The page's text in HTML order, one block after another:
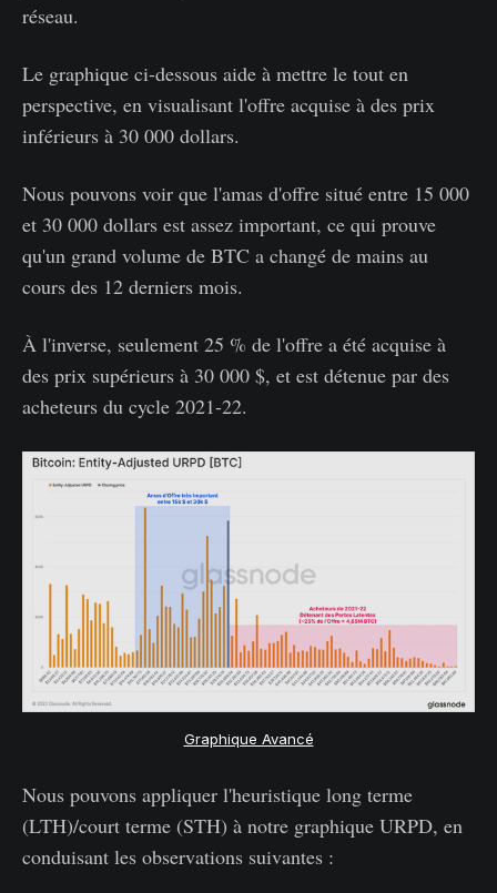
réseau.
Le graphique ci-dessous aide à mettre le tout en
perspective, en visualisant l'offre acquise à des prix
inférieurs à 30 000 dollars.
Nous pouvons voir que l'amas d'offre situé entre 15 000
et 30 000 dollars est assez important, ce qui prouve
qu'un grand volume de BTC a changé de mains au
cours des 12 derniers mois.
À l'inverse, seulement 25 % de l'offre a été acquise à
des prix supérieurs à 30 000 $, et est détenue par des
acheteurs du cycle 2021-22.
Graphique Avancé
Nous pouvons appliquer l'heuristique long terme
(LTH)/court terme (STH) à notre graphique URPD, en
conduisant les observations suivantes :